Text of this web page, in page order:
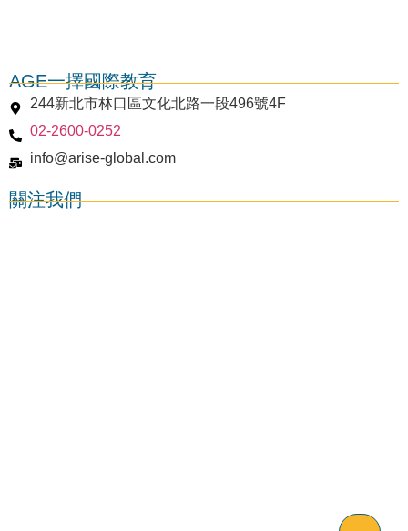
AGE一擇國際教育
244新北市林口區文化北路一段496號4F
02-2600-0252
info@arise-global.com
關注我們